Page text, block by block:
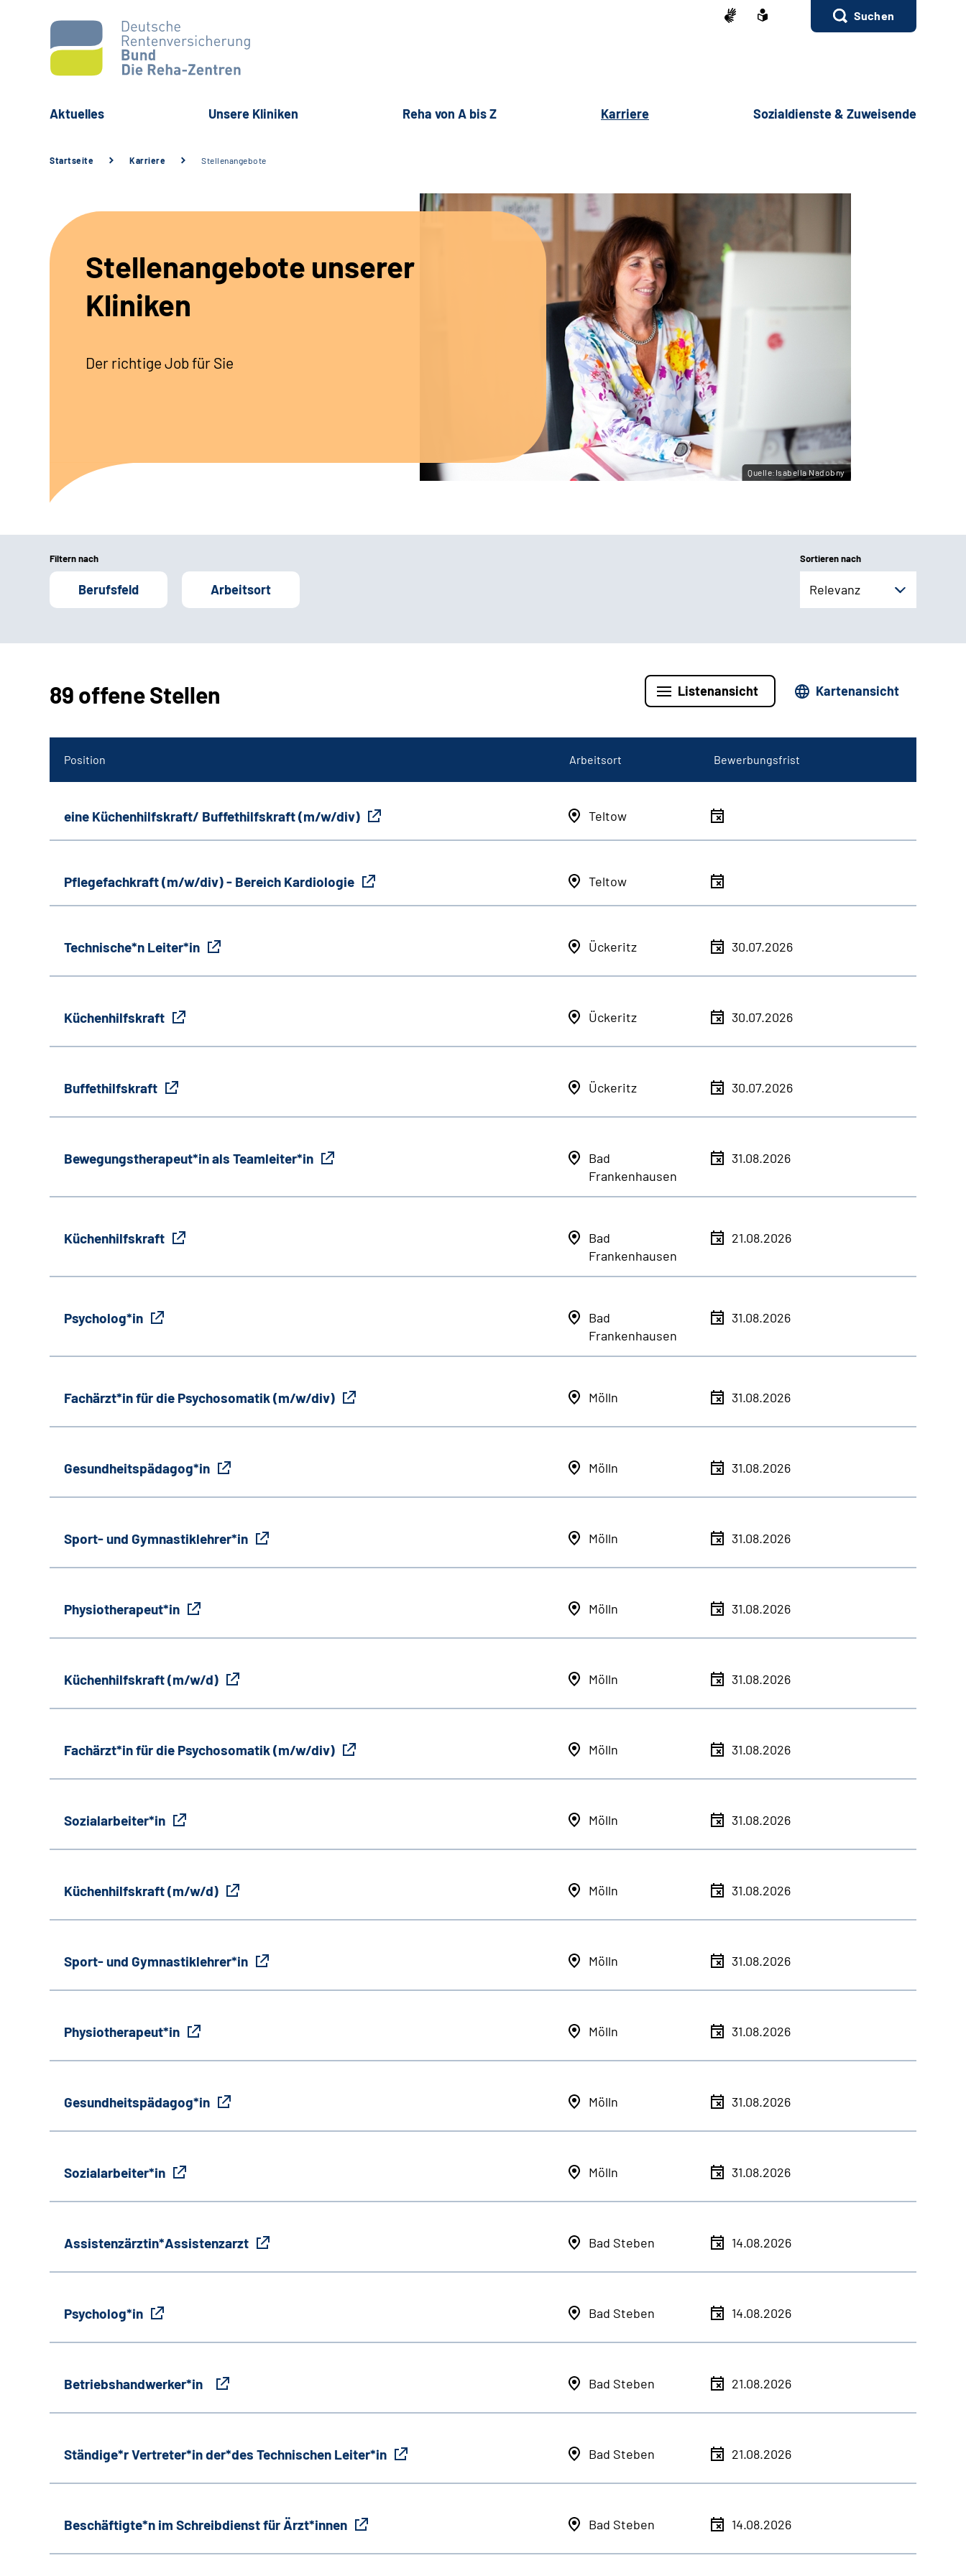
Suchen
Aktuelles Unsere Kliniken Reha von A bis Z Karriere Sozialdienste & Zuweisende
Startseite Karriere Stellenangebote
Stellenangebote unserer
Kliniken
Der richtige Job für Sie
Quelle:Isabella Nadobny
Filtern nach
Berufsfeld Arbeitsort
Sortieren nach
Relevanz
89 offene Stellen Listenansicht Kartenansicht
Position Arbeitsort Bewerbungsfrist
eine Küchenhilfskraft/ Buffethilfskraft (m/w/div) Teltow
Pflegefachkraft (m/w/div) - Bereich Kardiologie Teltow
Technische*n Leiter*in Ückeritz 30.07.2026
Küchenhilfskraft Ückeritz 30.07.2026
Buffethilfskraft Ückeritz 30.07.2026
Bewegungstherapeut*in als Teamleiter*in
Bad
Frankenhausen
31.08.2026
Küchenhilfskraft
Bad
Frankenhausen
21.08.2026
Psycholog*in
Bad
Frankenhausen
31.08.2026
Fachärzt*in für die Psychosomatik (m/w/div) Mölln 31.08.2026
Gesundheitspädagog*in Mölln 31.08.2026
Sport- und Gymnastiklehrer*in Mölln 31.08.2026
Physiotherapeut*in Mölln 31.08.2026
Küchenhilfskraft (m/w/d) Mölln 31.08.2026
Fachärzt*in für die Psychosomatik (m/w/div) Mölln 31.08.2026
Sozialarbeiter*in Mölln 31.08.2026
Küchenhilfskraft (m/w/d) Mölln 31.08.2026
Sport- und Gymnastiklehrer*in Mölln 31.08.2026
Physiotherapeut*in Mölln 31.08.2026
Gesundheitspädagog*in Mölln 31.08.2026
Sozialarbeiter*in Mölln 31.08.2026
Assistenzärztin*Assistenzarzt Bad Steben 14.08.2026
Psycholog*in Bad Steben 14.08.2026
Betriebshandwerker*in Bad Steben 21.08.2026
Ständige*r Vertreter*in der*des Technischen Leiter*in Bad Steben 21.08.2026
Beschäftigte*n im Schreibdienst für Ärzt*innen Bad Steben 14.08.2026